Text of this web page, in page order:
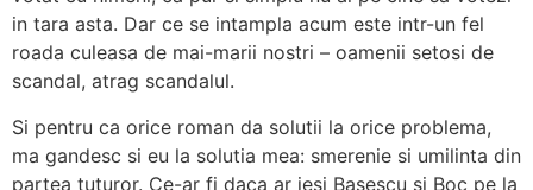
in tara asta. Dar ce se intampla acum este intr-un fel
roada culeasa de mai-marii nostri – oamenii setosi de
scandal, atrag scandalul.
Si pentru ca orice roman da solutii la orice problema,
ma gandesc si eu la solutia mea: smerenie si umilinta din
partea tuturor. Ce-ar fi daca ar iesi Basescu si Boc pe la